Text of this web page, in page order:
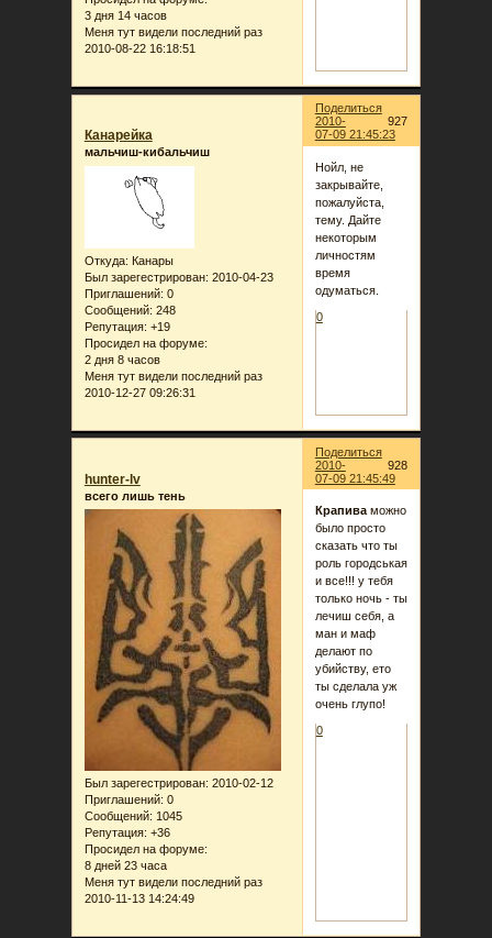
3 дня 14 часов
Меня тут видели последний раз
2010-08-22 16:18:51
Поделиться
927
2010-
07-09 21:45:23
Канарейка
мальчиш-кибальчиш
Откуда: Канары
Был зарегестрирован: 2010-04-23
Приглашений: 0
Сообщений: 248
Репутация: +19
Просидел на форуме:
2 дня 8 часов
Меня тут видели последний раз
2010-12-27 09:26:31
Нойл, не
закрывайте,
пожалуйста,
тему. Дайте
некоторым
личностям
время
одуматься.
0
Поделиться
928
2010-
07-09 21:45:49
hunter-lv
всего лишь тень
Был зарегестрирован: 2010-02-12
Приглашений: 0
Сообщений: 1045
Репутация: +36
Просидел на форуме:
8 дней 23 часа
Меня тут видели последний раз
2010-11-13 14:24:49
Крапиваможно
было просто
сказать что ты
роль городськая
и все!!! у тебя
только ночь - ты
лечиш себя, а
ман и маф
делают по
убийству, ето
ты сделала уж
очень глупо!
0